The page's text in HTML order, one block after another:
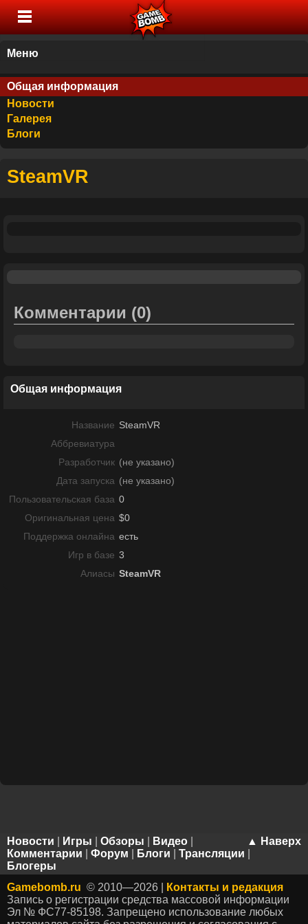
Меню
Общая информация
Новости
Галерея
Блоги
SteamVR
Комментарии (0)
Общая информация
Название SteamVR
Аббревиатура
Разработчик (не указано)
Дата запуска (не указано)
Пользовательская база 0
Оригинальная цена $0
Поддержка онлайна есть
Игр в базе 3
Алиасы SteamVR
▲ Наверх
Новости Игры Обзоры Видео
Комментарии
Форум Блоги Трансляции
Блогеры
Gamebomb.ru © 2010—2026 |
Контакты и редакция
Запись о регистрации средства массовой информации
Эл № ФС77-85198. Запрещено использование любых